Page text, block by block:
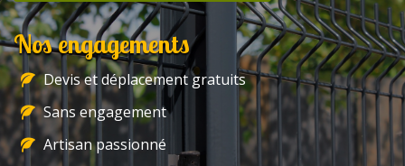
Nos engagements
Devis et déplacement gratuits
Sans engagement
Artisan passionné